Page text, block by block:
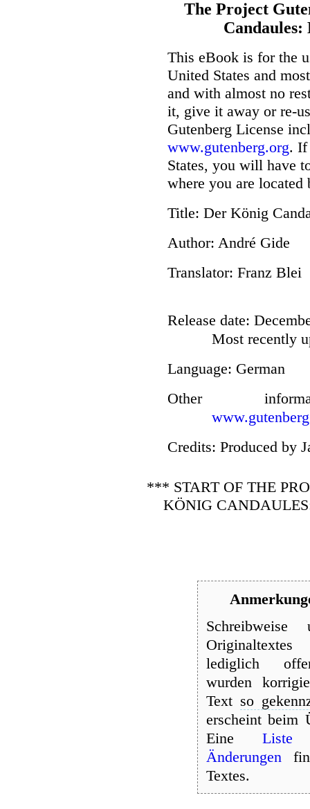
The Project
This eBook is for the
United States and
and with almost no
it, give it away or re-
Gutenberg License
www.gutenberg.org. If
States, you will have
where you are
Title: Der König
Author: André Gide
Translator: Franz Blei
Release date:
Most recently
Language: German
Other
Credits: Produced by
*** START OF THE
KÖNIG
lediglich
wurden
Text so
erscheint beim
EineListe
Änderungen
Textes.